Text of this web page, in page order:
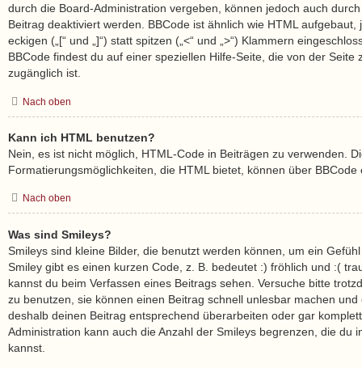
durch die Board-Administration vergeben, können jedoch auch
Beitrag deaktiviert werden. BBCode ist ähnlich wie HTML aufgebaut,
eckigen („[“ und „]“) statt spitzen („<“ und „>“) Klammern
BBCode findest du auf einer speziellen Hilfe-Seite, die von der Seite
zugänglich ist.
Nach oben
Kann ich HTML benutzen?
Nein, es ist nicht möglich, HTML-Code in Beiträgen zu verwenden.
Formatierungsmöglichkeiten, die HTML bietet, können über BBCode
Nach oben
Was sind Smileys?
Smileys sind kleine Bilder, die benutzt werden können, um ein
Smiley gibt es einen kurzen Code, z. B. bedeutet :) fröhlich und :(
kannst du beim Verfassen eines Beitrags sehen. Versuche bitte
zu benutzen, sie können einen Beitrag schnell unlesbar machen
deshalb deinen Beitrag entsprechend überarbeiten oder gar
Administration kann auch die Anzahl der Smileys begrenzen, die du
kannst.